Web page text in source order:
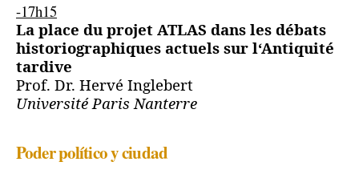
-17h15
La place du projet ATLAS dans les débats
historiographiques actuels sur l‘Antiquité
tardive
Prof. Dr. Hervé Inglebert
Université Paris Nanterre
Poder político y ciudad